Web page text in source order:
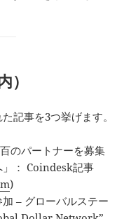
）
記事を3つ挙げます。
のパートナーを募集
： Coindesk記事
)
– グローバルステー